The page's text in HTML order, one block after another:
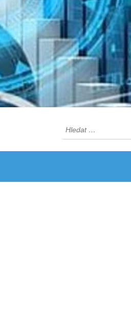
Vyhledávání